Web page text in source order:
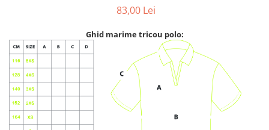
83,00 Lei
Ghid marime tricou polo: